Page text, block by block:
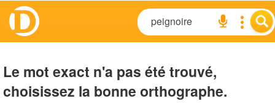
Le mot exact n'a pas été trouvé,
choisissez la bonne orthographe.